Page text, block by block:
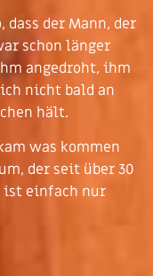
dass der Mann, der
schon länger
angedroht, ihm
nicht bald an
hält.
was kommen
der seit über 30
ist einfach nur